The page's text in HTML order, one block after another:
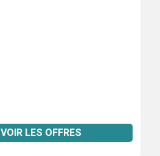
VOIR LES OFFRES